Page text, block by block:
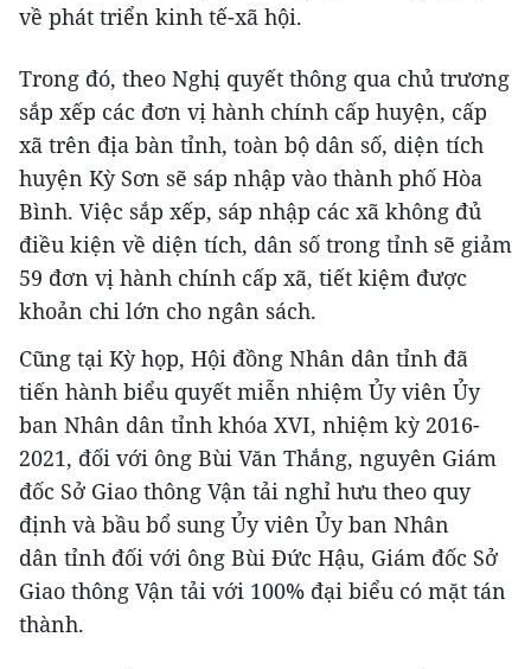
về phát triển kinh tế-xã hội.
Trong đó, theo Nghị quyết thông qua chủ trương
sắp xếp các đơn vị hành chính cấp huyện, cấp
xã trên địa bàn tỉnh, toàn bộ dân số, diện tích
huyện Kỳ Sơn sẽ sáp nhập vào thành phố Hòa
Bình. Việc sắp xếp, sáp nhập các xã không đủ
điều kiện về diện tích, dân số trong tỉnh sẽ giảm
59 đơn vị hành chính cấp xã, tiết kiệm được
khoản chi lớn cho ngân sách.
Cũng tại Kỳ họp, Hội đồng Nhân dân tỉnh đã
tiến hành biểu quyết miễn nhiệm Ủy viên Ủy
ban Nhân dân tỉnh khóa XVI, nhiệm kỳ 2016-
2021, đối với ông Bùi Văn Thắng, nguyên Giám
đốc Sở Giao thông Vận tải nghỉ hưu theo quy
định và bầu bổ sung Ủy viên Ủy ban Nhân
dân tỉnh đối với ông Bùi Đức Hậu, Giám đốc Sở
Giao thông Vận tải với 100% đại biểu có mặt tán
thành.